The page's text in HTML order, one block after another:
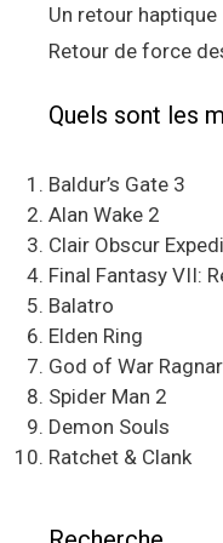
Un retour haptique
Retour de force
Quels sont les
Baldur’s Gate 3
Alan Wake 2
Clair Obscur
Final Fantasy VII:
Balatro
Elden Ring
God of War
Spider Man 2
Demon Souls
Ratchet & Clank